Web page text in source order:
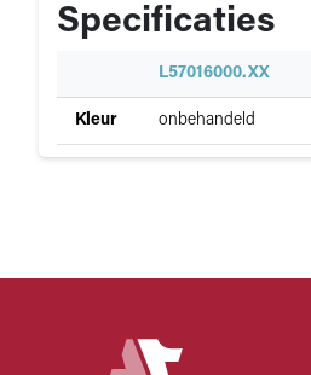
Specificaties
Specificaties
Opdeklat
SpecificatieL57016000.XX
Kleur onbehandeld